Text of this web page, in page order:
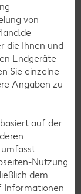
von
die Ihnen und
Endgeräte
Sie einzelne
Angaben zu
auf der
Nutzung
dem
Informationen